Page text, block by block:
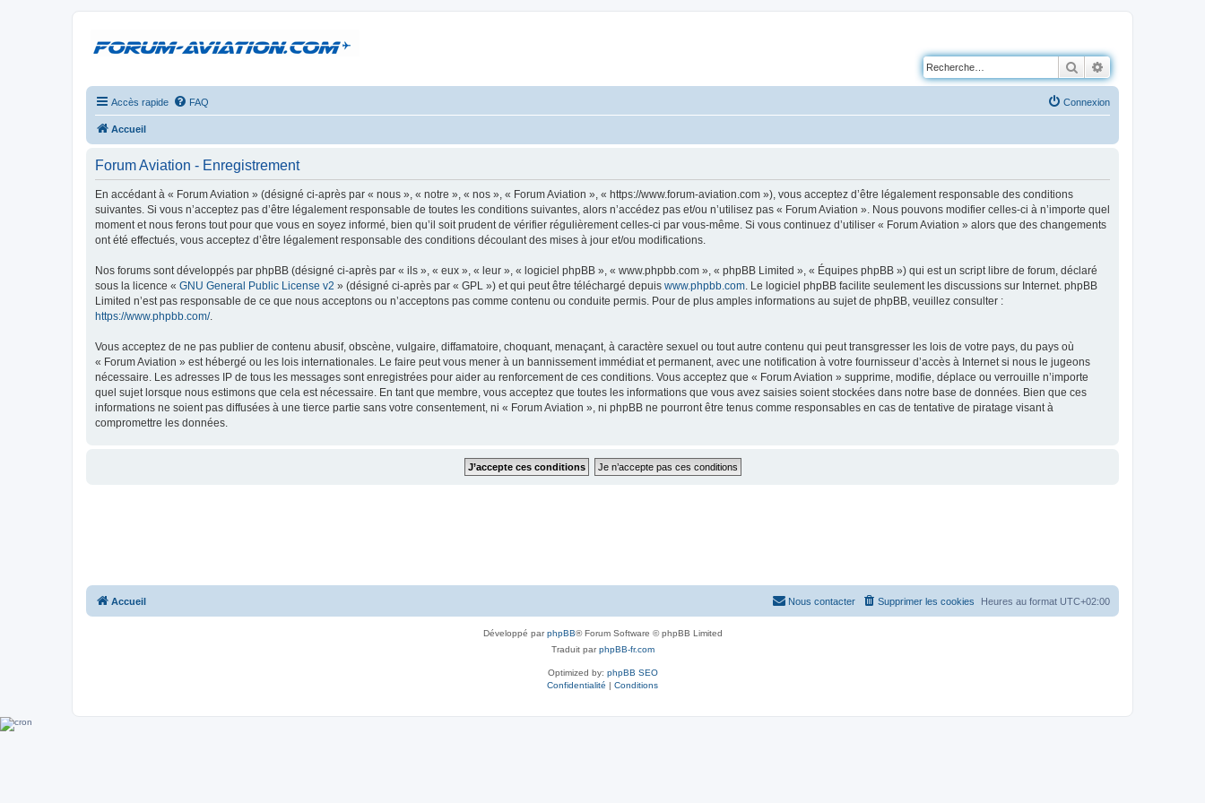
Rechercher
Accès rapide FAQ Connexion
Accueil
Forum Aviation - Enregistrement
En accédant à « Forum Aviation » (désigné ci-après par « nous », « notre », « nos », « Forum Aviation », « https://www.forum-aviation.com »), vous acceptez d’être légalement responsable des conditions
suivantes. Si vous n’acceptez pas d’être légalement responsable de toutes les conditions suivantes, alors n’accédez pas et/ou n’utilisez pas « Forum Aviation ». Nous pouvons modifier celles-ci à n’importe quel
moment et nous ferons tout pour que vous en soyez informé, bien qu’il soit prudent de vérifier régulièrement celles-ci par vous-même. Si vous continuez d’utiliser « Forum Aviation » alors que des changements
ont été effectués, vous acceptez d’être légalement responsable des conditions découlant des mises à jour et/ou modifications.
Nos forums sont développés par phpBB (désigné ci-après par « ils », « eux », « leur », « logiciel phpBB », « www.phpbb.com », « phpBB Limited », « Équipes phpBB ») qui est un script libre de forum, déclaré
sous la licence « GNU General Public License v2 » (désigné ci-après par « GPL ») et qui peut être téléchargé depuis www.phpbb.com. Le logiciel phpBB facilite seulement les discussions sur Internet. phpBB
Limited n’est pas responsable de ce que nous acceptons ou n’acceptons pas comme contenu ou conduite permis. Pour de plus amples informations au sujet de phpBB, veuillez consulter :
https://www.phpbb.com/.
Vous acceptez de ne pas publier de contenu abusif, obscène, vulgaire, diffamatoire, choquant, menaçant, à caractère sexuel ou tout autre contenu qui peut transgresser les lois de votre pays, du pays où
« Forum Aviation » est hébergé ou les lois internationales. Le faire peut vous mener à un bannissement immédiat et permanent, avec une notification à votre fournisseur d’accès à Internet si nous le jugeons
nécessaire. Les adresses IP de tous les messages sont enregistrées pour aider au renforcement de ces conditions. Vous acceptez que « Forum Aviation » supprime, modifie, déplace ou verrouille n’importe
quel sujet lorsque nous estimons que cela est nécessaire. En tant que membre, vous acceptez que toutes les informations que vous avez saisies soient stockées dans notre base de données. Bien que ces
informations ne soient pas diffusées à une tierce partie sans votre consentement, ni « Forum Aviation », ni phpBB ne pourront être tenus comme responsables en cas de tentative de piratage visant à
compromettre les données.
Accueil Heures au format UTC+02:00
Supprimer les cookies
Nous contacter
Développé parphpBB® Forum Software © phpBB Limited
Traduit parphpBB-fr.com
Optimized by: phpBB SEO
Confidentialité | Conditions